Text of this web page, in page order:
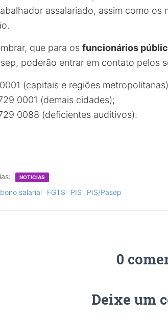
assalariado, assim como
que para os funcionários
poderão entrar em contato pelos
(capitais e regiões
0001 (demais cidades);
0088 (deficientes auditivos).
NOTICIAS
salarial FGTS PIS PIS/Pasep
0
Deixe um